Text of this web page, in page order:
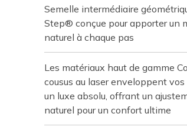
Semelle intermédiaire
Step® conçue pour apporter un
naturel à chaque pas
Les matériaux haut de gamme
cousus au laser enveloppent
un luxe absolu, offrant un
naturel pour un confort ultime